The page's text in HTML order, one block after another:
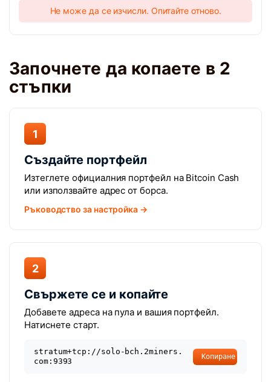
Не може да се изчисли. Опитайте отново.
Започнете да копаете в 2
стъпки
1
Създайте портфейл
Изтеглете официалния портфейл на Bitcoin Cash
или използвайте адрес от борса.
Ръководство за настройка →
2
Свържете се и копайте
Добавете адреса на пула и вашия портфейл.
Натиснете старт.
stratum+tcp://solo-bch.2miners.
com:9393
Копиране